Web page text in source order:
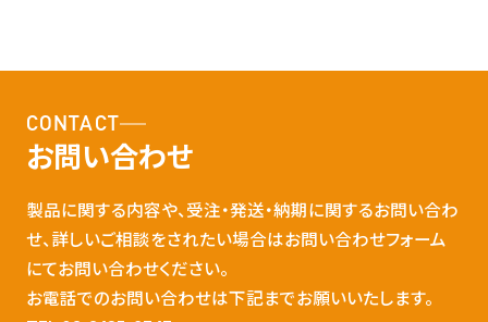
CONTACT
お問い合わせ
製品に関する内容や、受注・発送・納期に関するお問い合わ
せ、詳しいご相談をされたい場合はお問い合わせフォーム
にてお問い合わせください。
お電話でのお問い合わせは下記までお願いいたします。